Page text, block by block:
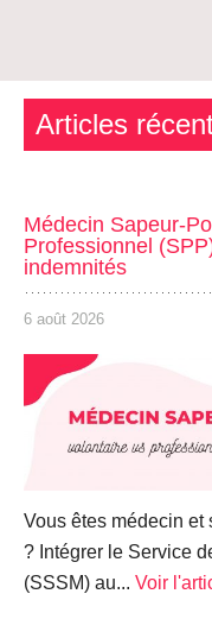
Articles
Médecin Sapeur-
Professionnel
indemnités
6 août 2026
Vous êtes médecin et
? Intégrer le Service
(SSSM) au... Voir